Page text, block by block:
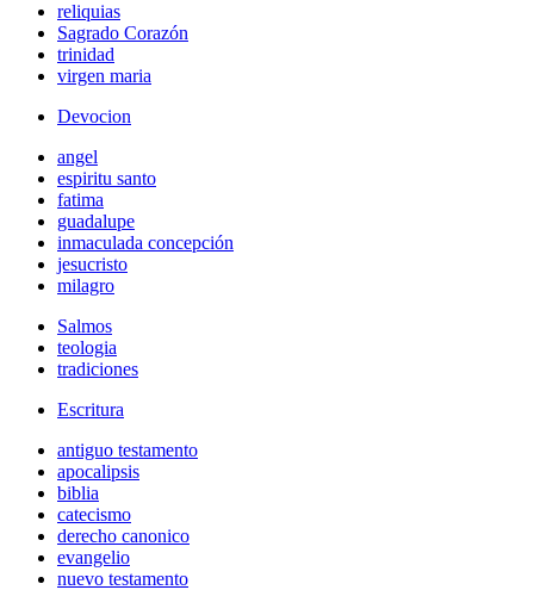
reliquias
Sagrado Corazón
trinidad
virgen maria
Devocion
angel
espiritu santo
fatima
guadalupe
inmaculada concepción
jesucristo
milagro
Salmos
teologia
tradiciones
Escritura
antiguo testamento
apocalipsis
biblia
catecismo
derecho canonico
evangelio
nuevo testamento